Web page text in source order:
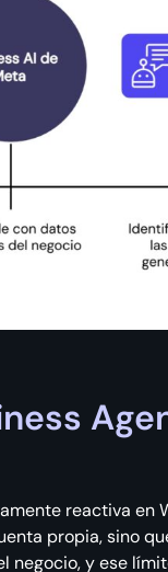
reactiva en
propia, sino
y ese